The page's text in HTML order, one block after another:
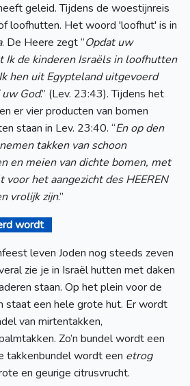
geleid. Tijdens de woestijnreis
loofhutten. Het woord 'loofhut' is in
. De Heere zegt “Opdat uw
Ik de kinderen Israëls in loofhutten
hen uit Egypteland uitgevoerd
uw God.” (Lev. 23:43). Tijdens het
er vier producten van bomen
staan in Lev. 23:40. “En op den
takken van schoon
en meien van dichte bomen, met
het aangezicht des HEEREN
vrolijk zijn.”
wordt
leven Joden nog steeds zeven
zie je in Israël hutten met daken
staan. Op het plein voor de
staat een hele grote hut. Er wordt
van mirtentakken,
Zo’n bundel wordt een
takkenbundel wordt een etrog
en geurige citrusvrucht.